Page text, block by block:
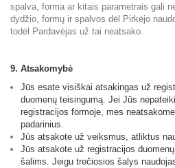
spalva, forma ar kitais parametrais gali
dydžio, formų ir spalvos dėl Pirkėjo
todėl Pardavėjas už tai neatsako.
9. Atsakomybė
Jūs esate visiškai atsakingas už
duomenų teisingumą. Jei Jūs
registracijos formoje, mes
padarinius.
Jūs atsakote už veiksmus, atliktus
Jūs atsakote už registracijos
šalims. Jeigu trečiosios šalys